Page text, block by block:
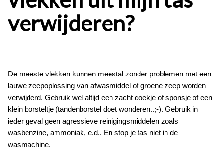
verwijderen?
De meeste vlekken kunnen meestal zonder problemen met een
lauwe zeepoplossing van afwasmiddel of groene zeep worden
verwijderd. Gebruik wel altijd een zacht doekje of sponsje of een
klein borsteltje (tandenborstel doet wonderen..;-). Gebruik in
ieder geval geen agressieve reinigingsmiddelen zoals
wasbenzine, ammoniak, e.d.. En stop je tas niet in de
wasmachine.